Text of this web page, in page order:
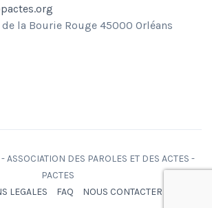
de la Bourie Rouge 45000 Orléans
DES PAROLES ET DES ACTES -
PACTES
LEGALES
FAQ NOUS CONTACTER